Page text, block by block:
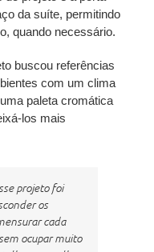
da suíte, permitindo
quando necessário.
buscou referências
com um clima
paleta cromática
los mais
projeto foi
os
cada
ocupar muito